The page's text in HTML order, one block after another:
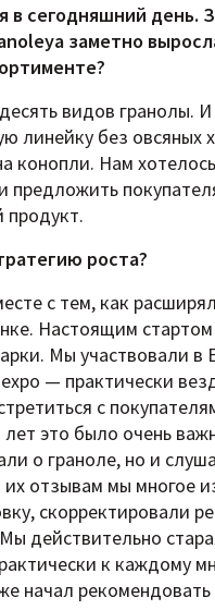
в сегодняшний день.
заметно
видов гранолы.
линейку без овсяных
конопли. Нам
предложить
продукт.
роста?
с тем, как
Настоящим
Мы участвовали в
— практически
с
лет это было очень
о граноле, но и
отзывам мы многое
скорректировали
действительно
к каждому
начал рекомендовать